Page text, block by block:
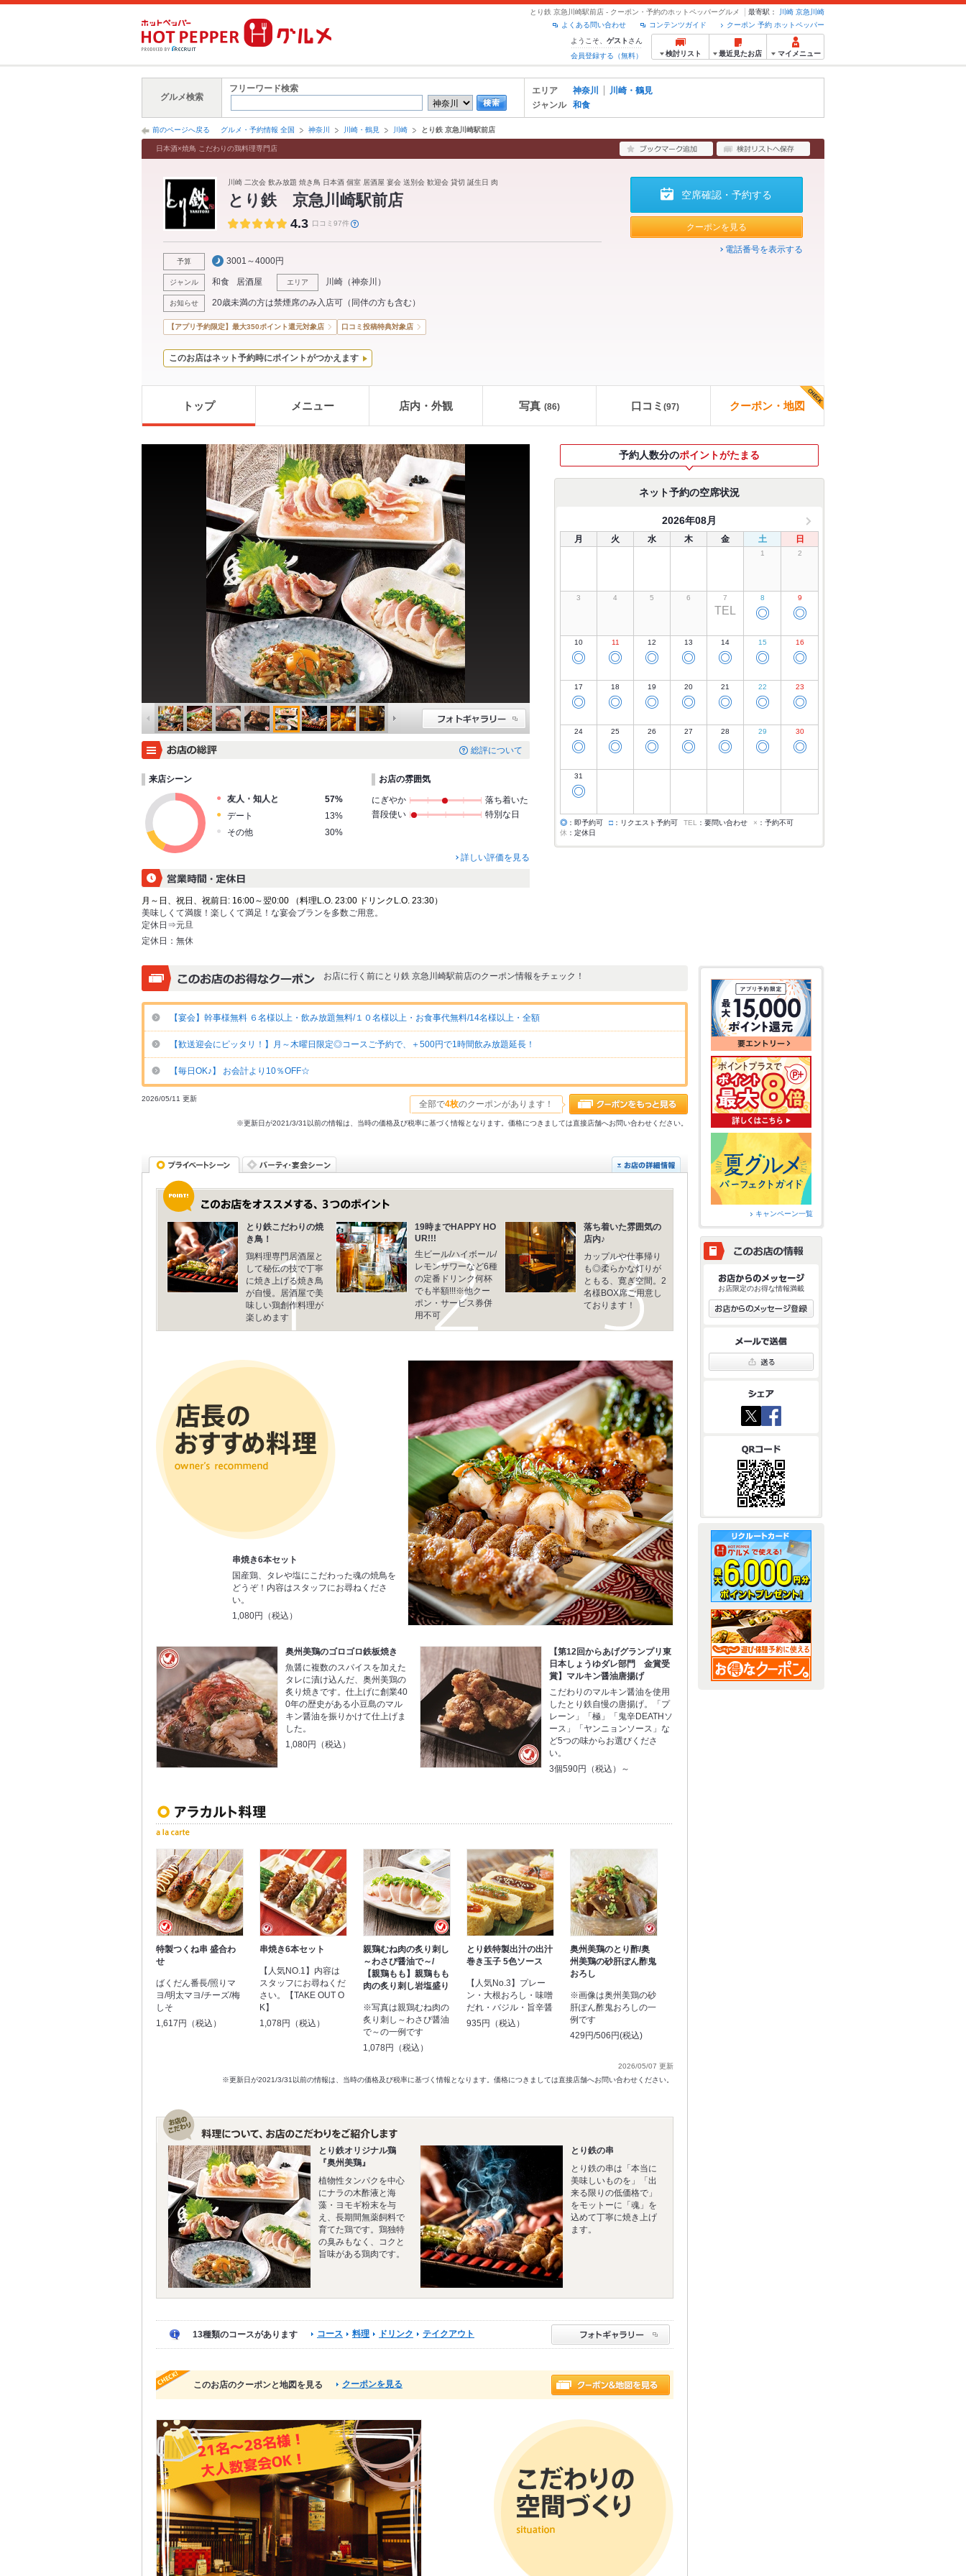
とり鉄 京急川崎駅前店 - クーポン・予約のホットペッパーグルメ 最寄駅： 川崎 京急川崎
クーポン 予約 ホットペッパー
コンテンツガイド
よくある問い合わせ
ようこそ、 ゲスト さん
会員登録する（無料）
検討リスト 最近見たお店 マイメニュー
グルメ検索
フリーワード検索 エリア 神奈川
川崎・鶴見
ジャンル
和食
前のページへ戻る グルメ・予約情報 全国 神奈川 川崎・鶴見 川崎 とり鉄 京急川崎駅前店
日本酒×焼鳥 こだわりの鶏料理専門店
川崎 二次会 飲み放題 焼き鳥 日本酒 個室 居酒屋 宴会 送別会 歓迎会 貸切 誕生日 肉
とり鉄 京急川崎駅前店
4.3 口コミ97件
予算 3001～4000円
ジャンル 和食 居酒屋 エリア 川崎 （神奈川 ）
お知らせ 20歳未満の方は禁煙席のみ入店可（同伴の方も含む）
空席確認・予約する
クーポンを見る
電話番号を表示する
【アプリ予約限定】最大350ポイント還元対象店 口コミ投稿特典対象店
このお店はネット予約時にポイントがつかえます
トップ メニュー 店内・外観 写真 (86) 口コミ (97) クーポン・地図
総評について
来店シーン
友人・知人と
57%
デート
13%
その他
30%
お店の雰囲気
にぎやか
落ち着いた
普段使い
特別な日
詳しい評価を見る
月～日、祝日、祝前日: 16:00～翌0:00 （料理L.O. 23:00 ドリンクL.O. 23:30）
美味しくて満腹！楽しくて満足！な宴会ブランを多数ご用意。
定休日⇒元旦
定休日： 無休
予約人数分のポイントがたまる
ネット予約の空席状況
2026年08月
月 火 水 木 金 土 日
1 2
3 4 5 6 7
TEL
8
◎
9
◎
10
◎
11
◎
12
◎
13
◎
14
◎
15
◎
16
◎
17
◎
18
◎
19
◎
20
◎
21
◎
22
◎
23
◎
24
◎
25
◎
26
◎
27
◎
28
◎
29
◎
30
◎
31
◎
◎ ：即予約可 □ ：リクエスト予約可 TEL ：要問い合わせ × ：予約不可
休 ：定休日
お店に行く前にとり鉄 京急川崎駅前店のクーポン情報をチェック！
【宴会】幹事様無料 ６名様以上・飲み放題無料/１０名様以上・お食事代無料/14名様以上・全額
【歓送迎会にピッタリ！】月～木曜日限定◎コースご予約で、＋500円で1時間飲み放題延長！
【毎日OK♪】 お会計より10％OFF☆
全部で4枚のクーポンがあります！
2026/05/11 更新
※更新日が2021/3/31以前の情報は、当時の価格及び税率に基づく情報となります。価格につきましては直接店舗へお問い合わせください。
とり鉄こだわりの焼
き鳥！
鶏料理専門居酒屋と
して秘伝の技で丁寧
に焼き上げる焼き鳥
が自慢。居酒屋で美
味しい鶏創作料理が
楽しめます
19時までHAPPY HO
UR!!!
生ビール/ハイボール/
レモンサワーなど6種
の定番ドリンク何杯
でも半額!!!※他クー
ポン・サービス券併
用不可
落ち着いた雰囲気の
店内♪
カップルや仕事帰り
も◎柔らかな灯りが
ともる、寛ぎ空間。2
名様BOX席ご用意し
ております！
串焼き6本セット
国産鶏、タレや塩にこだわった魂の焼鳥を
どうぞ！内容はスタッフにお尋ねくださ
い。
1,080円（税込）
奥州美鶏のゴロゴロ鉄板焼き
魚醤に複数のスパイスを加えた
タレに漬け込んだ、奥州美鶏の
炙り焼きです。仕上げに創業40
0年の歴史がある小豆島のマル
キン醤油を振りかけて仕上げま
した。
1,080円（税込）
【第12回からあげグランプリ東
日本しょうゆダレ部門 金賞受
賞】マルキン醤油唐揚げ
こだわりのマルキン醤油を使用
したとり鉄自慢の唐揚げ。「プ
レーン」「極」「鬼辛DEATHソ
ース」「ヤンニョンソース」な
ど5つの味からお選びくださ
い。
3個590円（税込）～
特製つくね串 盛合わ
せ
ばくだん番長/照りマ
ヨ/明太マヨ/チーズ/梅
しそ
1,617円（税込）
串焼き6本セット
【人気NO.1】内容は
スタッフにお尋ねくだ
さい。【TAKE OUT O
K】
1,078円（税込）
親鶏むね肉の炙り刺し
～わさび醤油で～/
【親鶏もも】親鶏もも
肉の炙り刺し岩塩盛り
※写真は親鶏むね肉の
炙り刺し～わさび醤油
で～の一例です
1,078円（税込）
とり鉄特製出汁の出汁
巻き玉子 5色ソース
【人気No.3】プレー
ン・大根おろし・味噌
だれ・バジル・旨辛醤
935円（税込）
奥州美鶏のとり酢/奥
州美鶏の砂肝ぽん酢鬼
おろし
※画像は奥州美鶏の砂
肝ぽん酢鬼おろしの一
例です
429円/506円(税込)
2026/05/07 更新
※更新日が2021/3/31以前の情報は、当時の価格及び税率に基づく情報となります。価格につきましては直接店舗へお問い合わせください。
とり鉄オリジナル鶏
『奥州美鶏』
植物性タンパクを中心
にナラの木酢液と海
藻・ヨモギ粉末を与
え、長期間無薬飼料で
育てた鶏です。鶏独特
の臭みもなく、コクと
旨味がある鶏肉です。
とり鉄の串
とり鉄の串は「本当に
美味しいものを」「出
来る限りの低価格で」
をモットーに「魂」を
込めて丁寧に焼き上げ
ます。
13種類のコースがあります コース 料理 ドリンク テイクアウト
このお店のクーポンと地図を見る クーポンを見る
キャンペーン一覧
お店限定のお得な情報満載